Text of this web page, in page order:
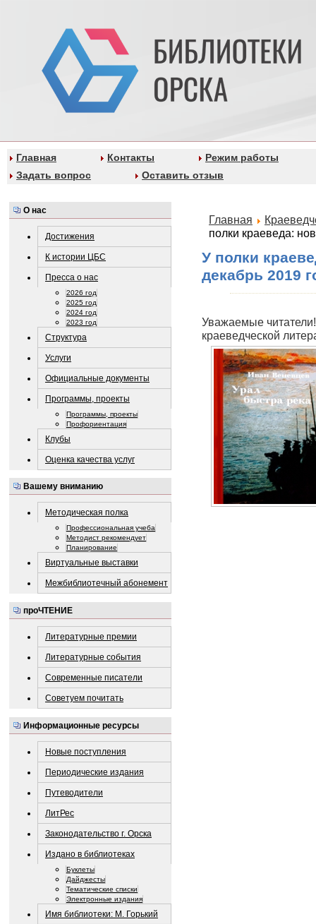
Главная Контакты
Режим работы
Задать вопрос
Оставить отзыв
О нас
Достижения
К истории ЦБС
Пресса о нас
2026 год
2025 год
2024 год
2023 год
Структура
Услуги
Официальные документы
Программы, проекты
Программы, проекты
Профориентация
Клубы
Оценка качества услуг
Вашему вниманию
Методическая полка
Профессиональная учеба
Методист рекомендует
Планирование
Виртуальные выставки
Межбиблиотечный абонемент
проЧТЕНИЕ
Литературные премии
Литературные события
Современные писатели
Советуем почитать
Информационные ресурсы
Новые поступления
Периодические издания
Путеводители
ЛитРес
Законодательство г. Орска
Издано в библиотеках
Буклеты
Дайджесты
Тематические списки
Электронные издания
Имя библиотеки: М. Горький
Главная
полки краеведа:
У полки
декабрь 2019
Уважаемые
краеведческой